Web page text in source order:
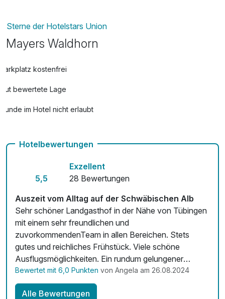
Sterne der Hotelstars Union
Mayers Waldhorn
Parkplatz kostenfrei
Gut bewertete Lage
Hunde im Hotel nicht erlaubt
Kostenloses W-LAN
Zimmerservice verfügbar
Hotelbewertungen
5,5
Exzellent
28 Bewertungen
Auszeit vom Alltag auf der Schwäbischen Alb
Sehr schöner Landgasthof in der Nähe von Tübingen
mit einem sehr freundlichen und
zuvorkommendenTeam in allen Bereichen. Stets
gutes und reichliches Frühstück. Viele schöne
Ausflugsmöglichkeiten. Ein rundum gelungener
Kurztripp.
Bewertet mit 6,0 Punkten von Angela am 26.08.2024
Alle Bewertungen